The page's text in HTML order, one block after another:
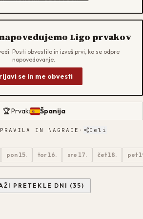
Ligo prvakov
Pusti obvestilo in izveš prvi, ko se odpre
napovedovanje.
se in me obvesti
🏆 Prvak: Španija
PRAVILA IN NAGRADE · Deli
pon 15. tor 16. sre 17. čet 18. pet
PRETEKLE DNI (35)